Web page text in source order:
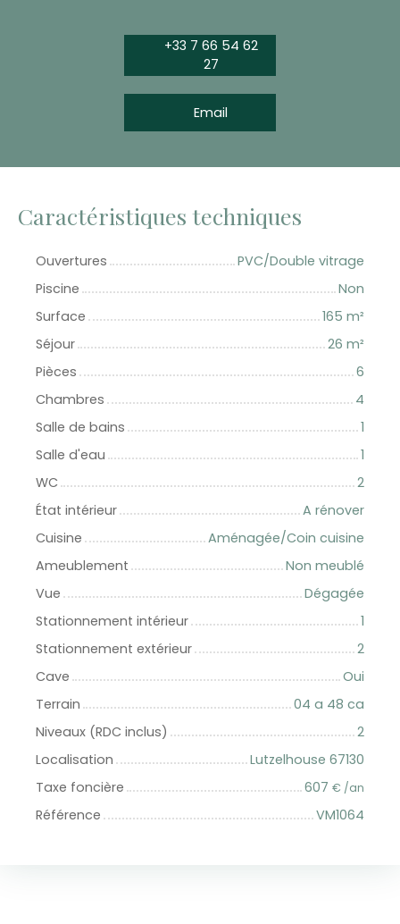
+33 7 66 54 62
27
Email
Caractéristiques techniques
Ouvertures
PVC/Double vitrage
Piscine
Non
Surface
165 m²
Séjour
26 m²
Pièces
6
Chambres
4
Salle de bains
1
Salle d'eau
1
WC
2
État intérieur
A rénover
Cuisine
Aménagée/Coin cuisine
Ameublement
Non meublé
Vue
Dégagée
Stationnement intérieur
1
Stationnement extérieur
2
Cave
Oui
Terrain
04 a 48 ca
Niveaux (RDC inclus)
2
Localisation
Lutzelhouse 67130
Taxe foncière
607 € /an
Référence VM1064